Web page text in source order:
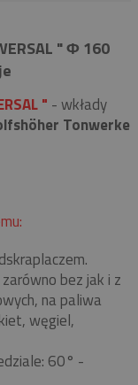
" Φ 160
" - wkłady
Tonwerke
bez jak i z
na paliwa
węgiel,
60° -